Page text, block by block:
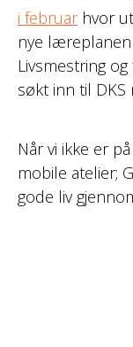
i februarhvor
nye læreplanen
Livsmestring
søkt inn til DKS
Når vi ikke er
mobile atelier;
gode liv